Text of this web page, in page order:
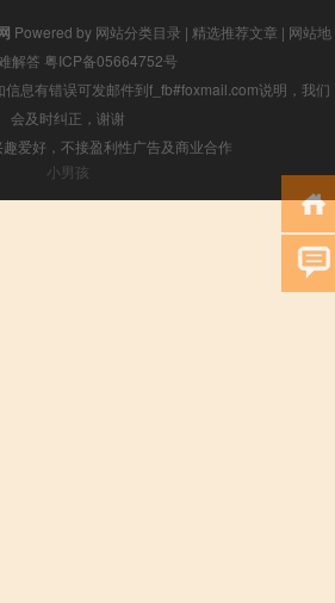
Powered by 网站分类目录 | 精选推荐文章 | 网站地
解答 粤ICP备05664752号
息有错误可发邮件到f_fb#foxmail.com说明，我们
会及时纠正，谢谢
爱好，不接盈利性广告及商业合作
小男孩